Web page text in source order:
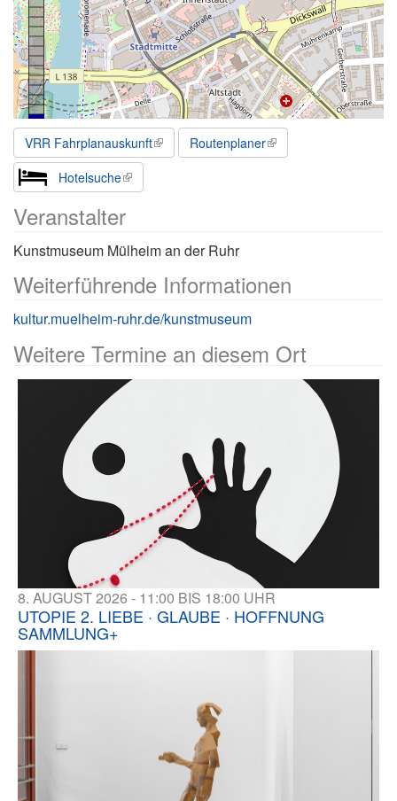
VRR Fahrplanauskunft
Routenplaner
Hotelsuche
Veranstalter
Kunstmuseum Mülheim an der Ruhr
Weiterführende Informationen
kultur.muelheim-ruhr.de/kunstmuseum
Weitere Termine an diesem Ort
8. AUGUST 2026 - 11:00 BIS 18:00 UHR
UTOPIE 2. LIEBE · GLAUBE · HOFFNUNG
SAMMLUNG+